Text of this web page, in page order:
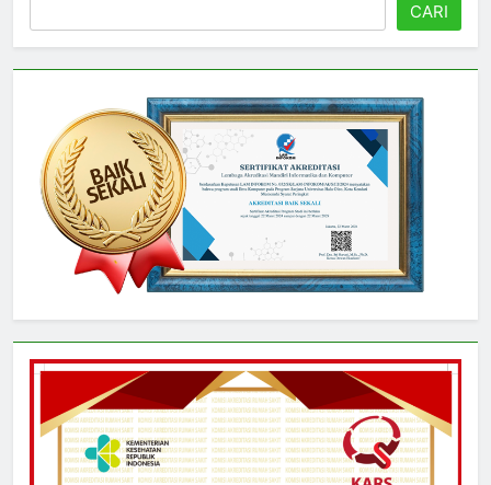
CARI